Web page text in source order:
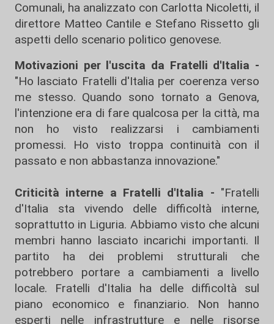
Comunali, ha analizzato con Carlotta Nicoletti, il
direttore Matteo Cantile e Stefano Rissetto gli
aspetti dello scenario politico genovese.
Motivazioni per l'uscita da Fratelli d'Italia -
"Ho lasciato Fratelli d'Italia per coerenza verso
me stesso. Quando sono tornato a Genova,
l'intenzione era di fare qualcosa per la città, ma
non ho visto realizzarsi i cambiamenti
promessi. Ho visto troppa continuità con il
passato e non abbastanza innovazione."
Criticità interne a Fratelli d'Italia - "Fratelli
d'Italia sta vivendo delle difficoltà interne,
soprattutto in Liguria. Abbiamo visto che alcuni
membri hanno lasciato incarichi importanti. Il
partito ha dei problemi strutturali che
potrebbero portare a cambiamenti a livello
locale. Fratelli d'Italia ha delle difficoltà sul
piano economico e finanziario. Non hanno
esperti nelle infrastrutture e nelle risorse